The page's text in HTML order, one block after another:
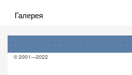
Галерея
© 2001—2022